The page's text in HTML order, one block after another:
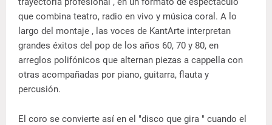
que combina teatro, radio en vivo y música coral. A lo
largo del montaje , las voces de KantArte interpretan
grandes éxitos del pop de los años 60, 70 y 80, en
arreglos polifónicos que alternan piezas a cappella con
otras acompañadas por piano, guitarra, flauta y
percusión.
El coro se convierte así en el "disco que gira " cuando el